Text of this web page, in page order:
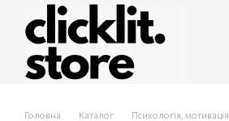
Перейти до основного контенту
Головна Каталог Психологія, мотивація